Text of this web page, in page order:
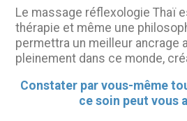
Le massage réflexologie Thaï
thérapie et même une
permettra un meilleur ancrage
pleinement dans ce monde,
Constater par vous-même
ce soin peut vous